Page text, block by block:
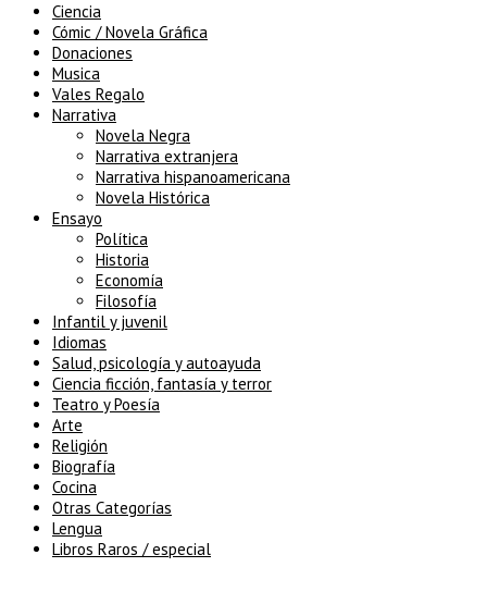
Ciencia
Cómic / Novela Gráfica
Donaciones
Musica
Vales Regalo
Narrativa
Novela Negra
Narrativa extranjera
Narrativa hispanoamericana
Novela Histórica
Ensayo
Política
Historia
Economía
Filosofía
Infantil y juvenil
Idiomas
Salud, psicología y autoayuda
Ciencia ficción, fantasía y terror
Teatro y Poesía
Arte
Religión
Biografía
Cocina
Otras Categorías
Lengua
Libros Raros / especial